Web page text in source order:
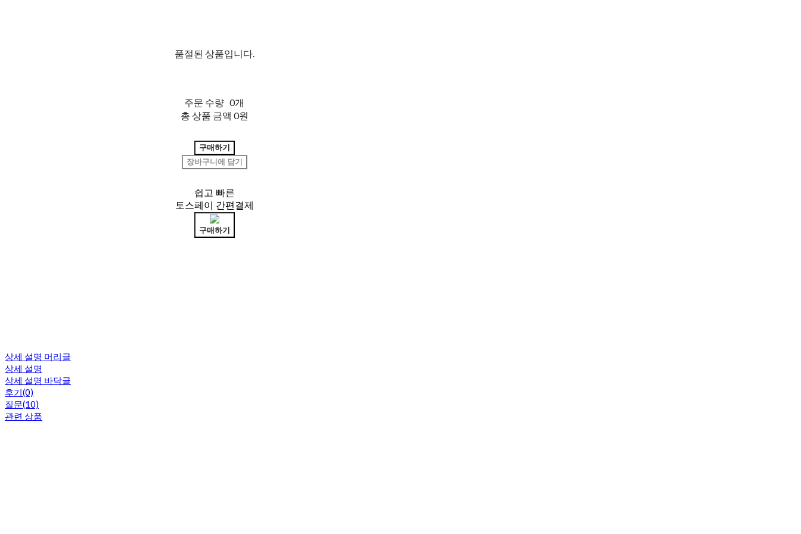
품절된 상품입니다.
주문 수량 0개
총 상품 금액 0원
구매하기
장바구니에 담기
쉽고 빠른
토스페이 간편결제
구매하기
상세 설명 머리글
상세 설명
상세 설명 바닥글
후기(0)
질문(10)
관련 상품